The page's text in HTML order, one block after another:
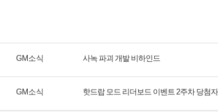
GM소식 사녹 파괴 개발 비하인드
GM소식 핫드랍 모드 리더보드 이벤트 2주차 당첨